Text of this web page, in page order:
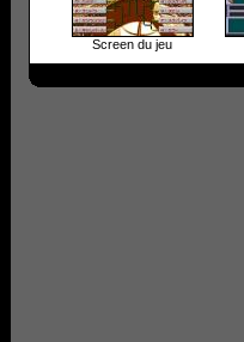
Screen du jeu